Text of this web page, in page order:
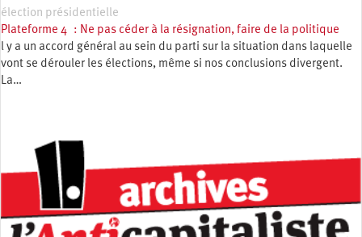
élection présidentielle
Plateforme 4 : Ne pas céder à la résignation, faire de la politique
l y a un accord général au sein du parti sur la situation dans laquelle
vont se dérouler les élections, même si nos conclusions divergent.
La…